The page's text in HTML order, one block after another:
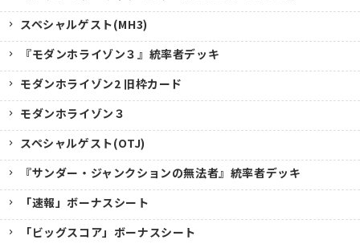
スペシャルゲスト(MH3)
『モダンホライゾン３』統率者デッキ
モダンホライゾン2 旧枠カード
モダンホライゾン３
スペシャルゲスト(OTJ)
『サンダー・ジャンクションの無法者』統率者デッキ
「速報」ボーナスシート
「ビッグスコア」ボーナスシート